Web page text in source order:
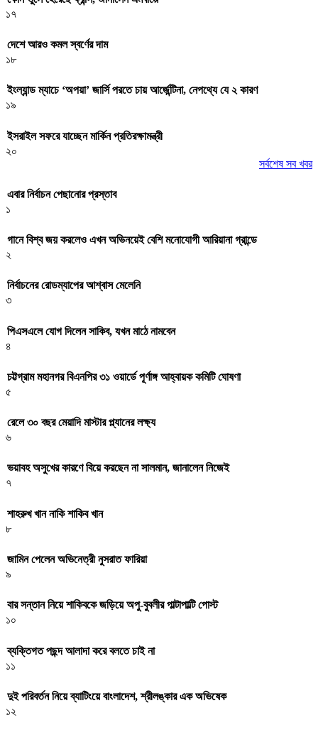
১৭
দেশে আরও কমল স্বর্ণের দাম
১৮
ইংল্যান্ড ম্যাচে ‘অপয়া’ জার্সি পরতে চায় আর্জেন্টিনা, নেপথ্যে যে ২ কারণ
১৯
ইসরাইল সফরে যাচ্ছেন মার্কিন প্রতিরক্ষামন্ত্রী
২০
সর্বশেষ সব খবর
এবার নির্বাচন পেছানোর প্রস্তাব
১
গানে বিশ্ব জয় করলেও এখন অভিনয়েই বেশি মনোযোগী আরিয়ানা গ্রান্ডে
২
নির্বাচনের রোডম্যাপের আশ্বাস মেলেনি
৩
পিএসএলে যোগ দিলেন সাকিব, যখন মাঠে নামবেন
৪
চট্টগ্রাম মহানগর বিএনপির ৩১ ওয়ার্ডে পূর্ণাঙ্গ আহ্বায়ক কমিটি ঘোষণা
৫
রেলে ৩০ বছর মেয়াদি মাস্টার প্ল্যানের লক্ষ্য
৬
ভয়াবহ অসুখের কারণে বিয়ে করছেন না সালমান, জানালেন নিজেই
৭
শাহরুখ খান নাকি শাকিব খান
৮
জামিন পেলেন অভিনেত্রী নুসরাত ফারিয়া
৯
বার সন্তান নিয়ে শাকিবকে জড়িয়ে অপু-বুবলীর পাল্টাপাল্টি পোস্ট
১০
ব্যক্তিগত পছন্দ আলাদা করে বলতে চাই না
১১
দুই পরিবর্তন নিয়ে ব্যাটিংয়ে বাংলাদেশ, শ্রীলঙ্কার এক অভিষেক
১২